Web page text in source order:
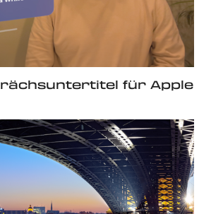
für Apple